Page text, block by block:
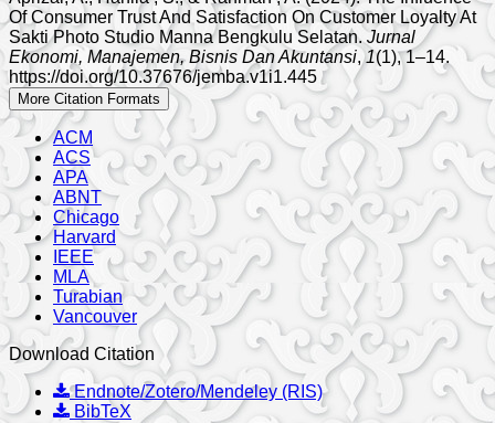
Of Consumer Trust And Satisfaction On Customer Loyalty At
Sakti Photo Studio Manna Bengkulu Selatan.Jurnal
Ekonomi, Manajemen, Bisnis Dan Akuntansi,1(1), 1–14.
https://doi.org/10.37676/jemba.v1i1.445
More Citation Formats
ACM
ACS
APA
ABNT
Chicago
Harvard
IEEE
MLA
Turabian
Vancouver
Download Citation
Endnote/Zotero/Mendeley (RIS)
BibTeX